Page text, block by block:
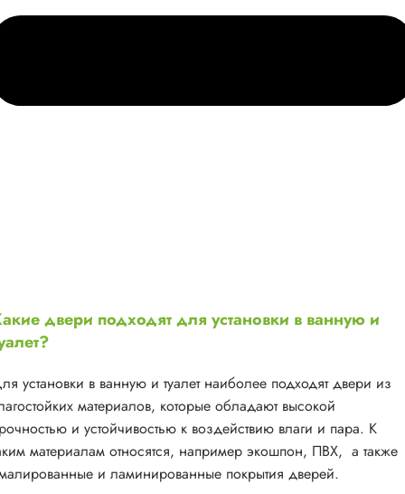
двери подходят для установки в ванную и
установки в ванную и туалет наиболее подходят двери из
материалов, которые обладают высокой
и устойчивостью к воздействию влаги и пара. К
материалам относятся, например экошпон, ПВХ, а также
и ламинированные покрытия дверей.